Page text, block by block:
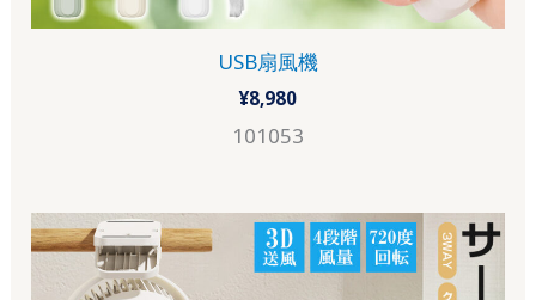
USB扇風機
¥8,980
101053